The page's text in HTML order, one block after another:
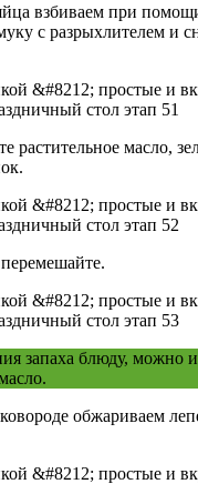
взбиваем при
с разрыхлителем и
растительное масло,
запаха блюду, можно
обжариваем